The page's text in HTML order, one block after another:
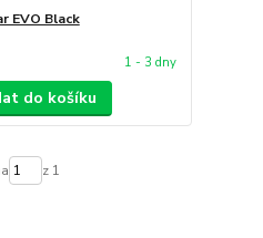
EVO Black
1 - 3 dny
do košíku
z 1